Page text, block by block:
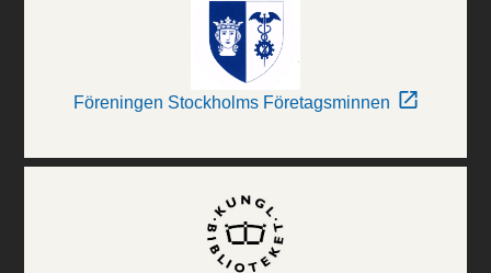
Föreningen Stockholms Företagsminnen